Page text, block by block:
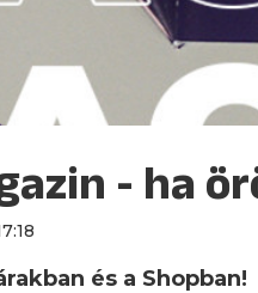
- ha
és a Shopban!